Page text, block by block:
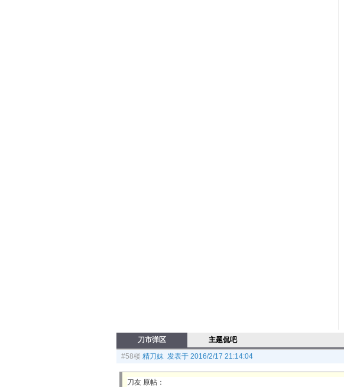
刀市弹区
主题侃吧
#58楼 精刀妹 发表于 2016/2/17 21:14:04
刀友 原帖：